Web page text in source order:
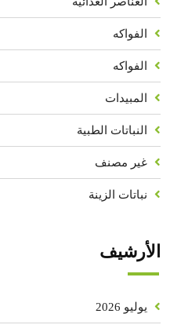
الفواكه
الفواكه
المبيدات
النباتات الطبية
غير مصنف
نباتات الزينة
الأرشيف
يوليو 2026